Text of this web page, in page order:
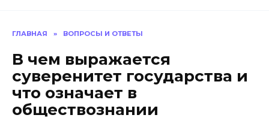
ГЛАВНАЯ » ВОПРОСЫ И ОТВЕТЫ
В чем выражается
суверенитет государства и
что означает в
обществознании